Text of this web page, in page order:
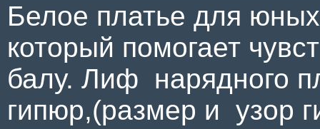
Белое платье для
который помогает
балу. Лиф нарядного
гипюр,(размер и узор